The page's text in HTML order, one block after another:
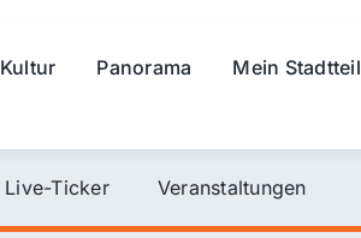
Kultur Panorama
Mein Stadtteil
Live-Ticker Veranstaltungen